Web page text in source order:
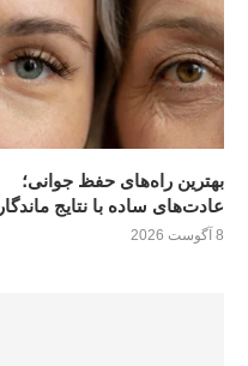
بهترین راه‌های حفظ جوانی؛
عادت‌های ساده با نتایج ماندگار
8 آگوست 2026